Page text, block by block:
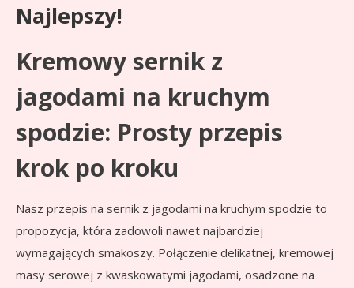
Najlepszy!
Kremowy sernik z
jagodami na kruchym
spodzie: Prosty przepis
krok po kroku
Nasz przepis na sernik z jagodami na kruchym spodzie to
propozycja, która zadowoli nawet najbardziej
wymagających smakoszy. Połączenie delikatnej, kremowej
masy serowej z kwaskowatymi jagodami, osadzone na